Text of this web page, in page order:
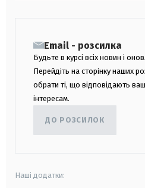
Email - розсилка
Будьте в курсі всіх новин і
Перейдіть на сторінку наших
обрати ті, що відповідають
інтересам.
ДО РОЗСИЛОК
Наші додатки: